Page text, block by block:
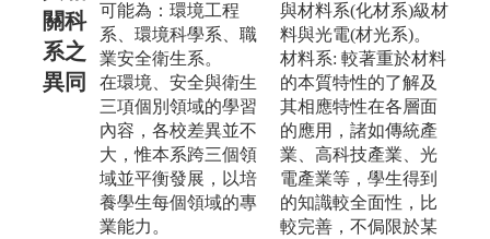
關科
系之
異同
可能為：環境工程
系、環境科學系、職
業安全衛生系。
在環境、安全與衛生
三項個別領域的學習
內容，各校差異並不
大，惟本系跨三個領
域並平衡發展，以培
養學生每個領域的專
業能力。
與材料系(化材系)級材
料與光電(材光系)。
材料系: 較著重於材料
的本質特性的了解及
其相應特性在各層面
的應用，諸如傳統產
業、高科技產業、光
電產業等，學生得到
的知識較全面性，比
較完善，不侷限於某